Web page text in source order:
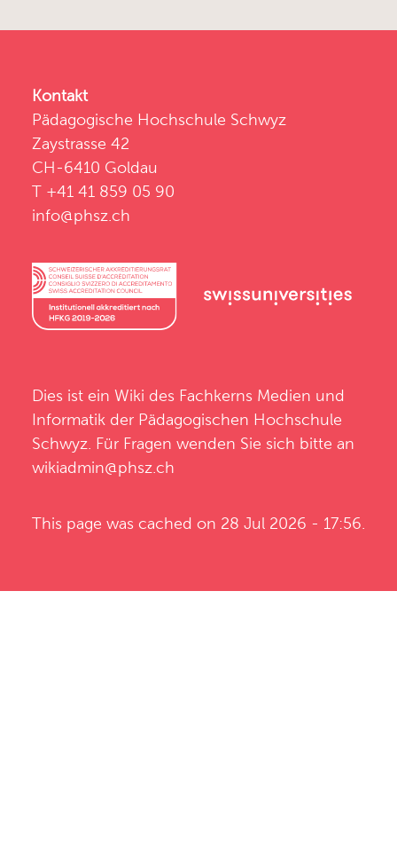
Kontakt
Pädagogische Hochschule Schwyz
Zaystrasse 42
CH-6410 Goldau
T +41 41 859 05 90
info@phsz.ch
Dies ist ein Wiki des Fachkerns Medien und
Informatik der Pädagogischen Hochschule
Schwyz . Für Fragen wenden Sie sich bitte an
wikiadmin@phsz.ch
This page was cached on 28 Jul 2026 - 17:56.